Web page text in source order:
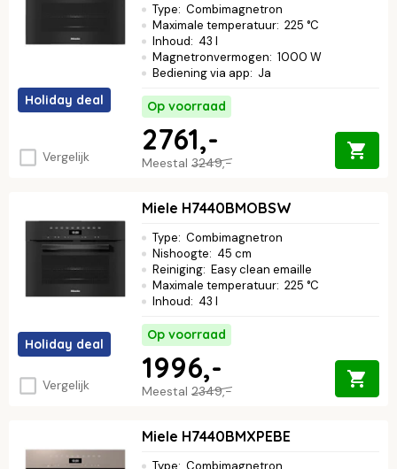
Holiday deal
Vergelijk
Type: Combimagnetron
Maximale temperatuur: 225 °C
Inhoud: 43 l
Magnetronvermogen: 1000 W
Bediening via app: Ja
Op voorraad
Meestal 3249,-
2761,-
Holiday deal
Vergelijk
Miele H7440BMOBSW
Type: Combimagnetron
Nishoogte: 45 cm
Reiniging: Easy clean emaille
Maximale temperatuur: 225 °C
Inhoud: 43 l
Op voorraad
Meestal 2349,-
1996,-
Miele H7440BMXPEBE
Type: Combimagnetron